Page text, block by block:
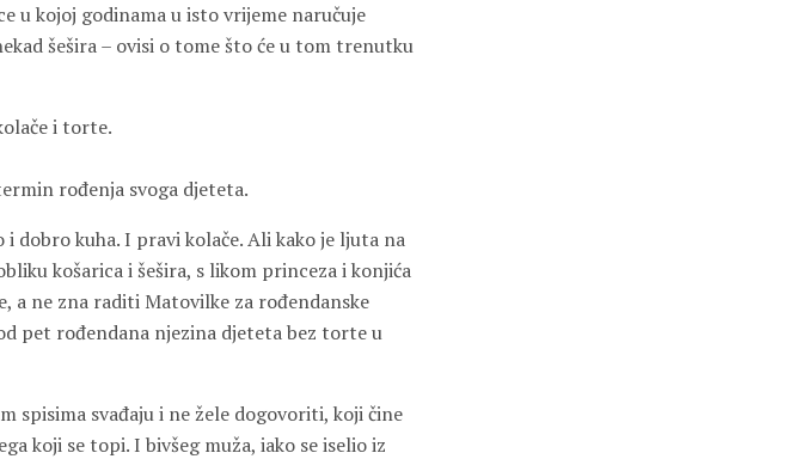
u kojoj godinama u isto vrijeme naručuje
šešira – ovisi o tome što će u tom trenutku
i torte.
rođenja svoga djeteta.
dobro kuha. I pravi kolače. Ali kako je ljuta na
košarica i šešira, s likom princeza i konjića
a ne zna raditi Matovilke za rođendanske
pet rođendana njezina djeteta bez torte u
spisima svađaju i ne žele dogovoriti, koji čine
koji se topi. I bivšeg muža, iako se iselio iz